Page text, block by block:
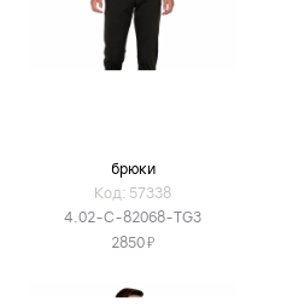
брюки
Код: 57338
4.02-C-82068-TG3
2850Я